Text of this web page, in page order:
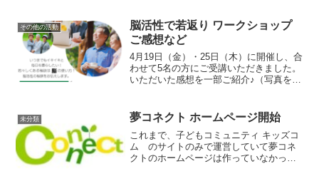
み...
その他の活動
脳活性で若返り ワークショップ
ご感想など
4月19日（金）・25日（木）に開催し、合
わせて5名の方にご受講いただきました。
いただいた感想を一部ご紹介♪（写真を撮
内容でした。動物脳と人間脳のお話を元
に、生き物の...
未分類 夢コネクト ホームページ開始
これまで、子どもコミュニティ キッズコ
ム のサイトのみで運営していて夢コネ
クトのホームページは作っていなかった